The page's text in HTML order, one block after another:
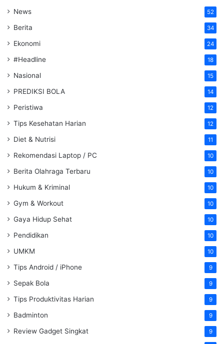
News 52
Berita 34
Ekonomi 24
#Headline 18
Nasional 15
PREDIKSI BOLA 14
Peristiwa 12
Tips Kesehatan Harian 12
Diet & Nutrisi 11
Rekomendasi Laptop / PC 10
Berita Olahraga Terbaru 10
Hukum & Kriminal 10
Gym & Workout 10
Gaya Hidup Sehat 10
Pendidikan 10
UMKM 10
Tips Android / iPhone 9
Sepak Bola 9
Tips Produktivitas Harian 9
Badminton 9
Review Gadget Singkat 9